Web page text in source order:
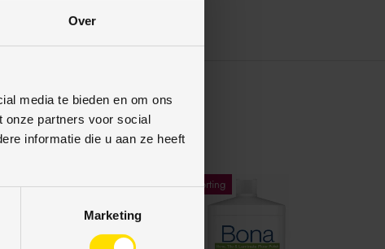
Over
media te bieden en om ons
onze partners voor social
informatie die u aan ze heeft
Marketing
1% korting